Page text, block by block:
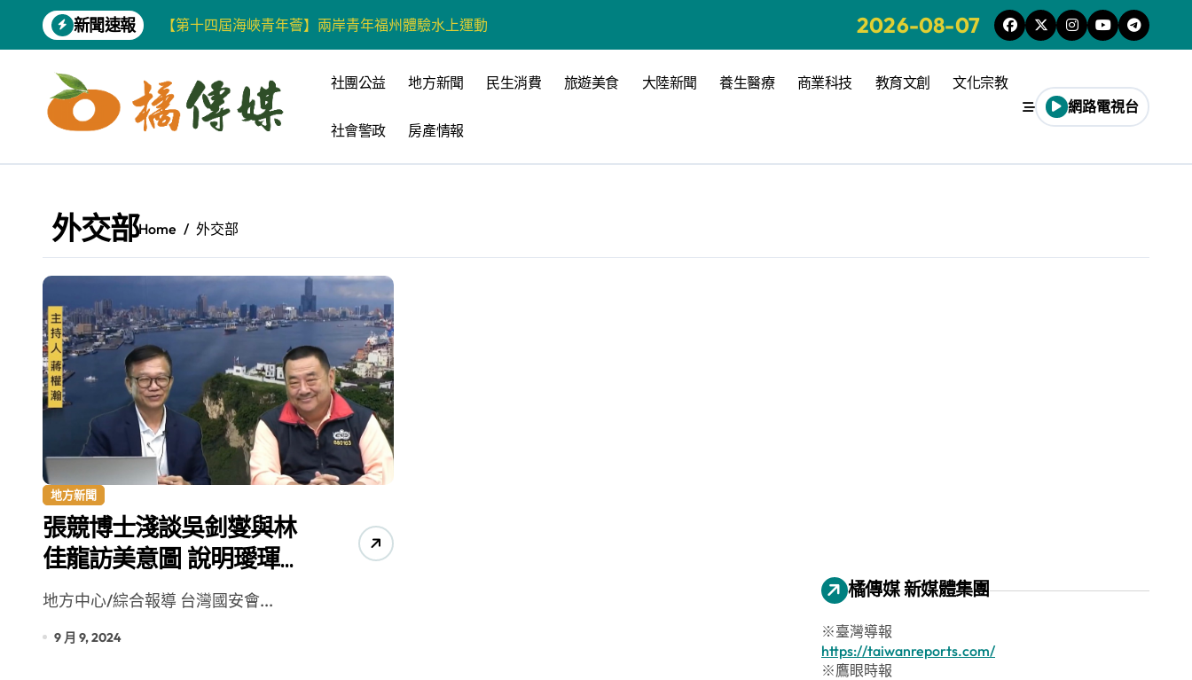
content
新聞速報
【第十四屆海峽青年薈】兩岸青年福州體驗水上運動
兩岸青年齊聚福州共話農文旅融合發展
藍綠市長參選人對無人載具條例互批 柯志恩：國民黨版才是「國防+產業」務實版
爭取原住民選票 柯志恩提原民5大政策 打造城鄉共好高雄
港都文藝學會首辦蓮池潭文學營 支持高雄文學再出發
高科大機電系與日本愛媛大學跨校合作 並感謝世豐螺絲捐助獎學金
《讀者》8月號新聞焦點 【錦瑟】
四川雅安 千年古剎雲峰寺
張老師發表「青少年家庭氣氛與心理安全感調查報告」 若遇壓力僅12%青少年會向家人傾訴
增殖放流超65萬尾魚苗 兩岸學生共營環保生態環境
2026-08-07
社團公益 地方新聞 民生消費 旅遊美食 大陸新聞 養生醫療 商業科技 教育文創 文化宗教
社會警政 房產情報
網路電視台
外交部Home 外交部
地方新聞
張競博士淺談吳釗燮與林
佳龍訪美意圖 說明璦琿條
約之國界劃定
地方中心/綜合報導 台灣國安會...
9 月 9, 2024
橘傳媒 新媒體集團
※臺灣導報
https://taiwanreports.com/
※鷹眼時報